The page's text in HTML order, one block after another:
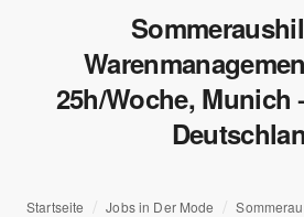
25h/Woche, Munich
Startseite Jobs in Der Mode